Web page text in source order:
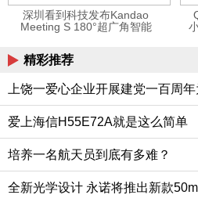
深圳看到科技发布Kandao
Meeting S 180°超广角智能
精彩推荐
上饶一爱心企业开展建党一百周
爱上海信H55E72A就是这么简单
培养一名航天员到底有多难？
全新光学设计 永诺将推出新款